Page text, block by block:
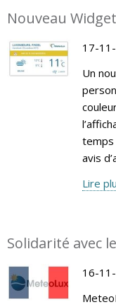
Nouveau
17-
Un
temps
avis
Lire
Solidarité avec
16-